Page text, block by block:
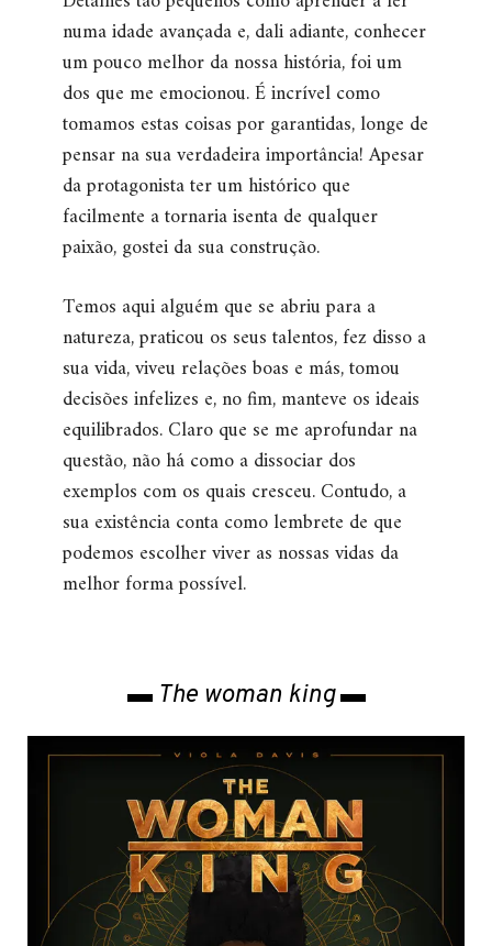
numa idade avançada e, dali adiante, conhecer
um pouco melhor da nossa história, foi um
dos que me emocionou. É incrível como
tomamos estas coisas por garantidas, longe de
pensar na sua verdadeira importância! Apesar
da protagonista ter um histórico que
facilmente a tornaria isenta de qualquer
paixão, gostei da sua construção.
Temos aqui alguém que se abriu para a
natureza, praticou os seus talentos, fez disso a
sua vida, viveu relações boas e más, tomou
decisões infelizes e, no fim, manteve os ideais
equilibrados. Claro que se me aprofundar na
questão, não há como a dissociar dos
exemplos com os quais cresceu. Contudo, a
sua existência conta como lembrete de que
podemos escolher viver as nossas vidas da
melhor forma possível.
▬ The woman king ▬